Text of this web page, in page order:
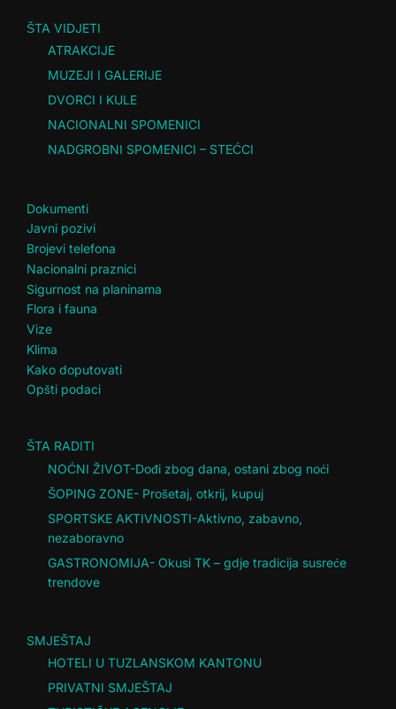
ŠTA VIDJETI
ATRAKCIJE
MUZEJI I GALERIJE
DVORCI I KULE
NACIONALNI SPOMENICI
NADGROBNI SPOMENICI – STEĆCI
Dokumenti
Javni pozivi
Brojevi telefona
Nacionalni praznici
Sigurnost na planinama
Flora i fauna
Vize
Klima
Kako doputovati
Opšti podaci
ŠTA RADITI
NOĆNI ŽIVOT-Dođi zbog dana, ostani zbog noći
ŠOPING ZONE- Prošetaj, otkrij, kupuj
SPORTSKE AKTIVNOSTI-Aktivno, zabavno,
nezaboravno
GASTRONOMIJA- Okusi TK – gdje tradicija susreće
trendove
SMJEŠTAJ
HOTELI U TUZLANSKOM KANTONU
PRIVATNI SMJEŠTAJ